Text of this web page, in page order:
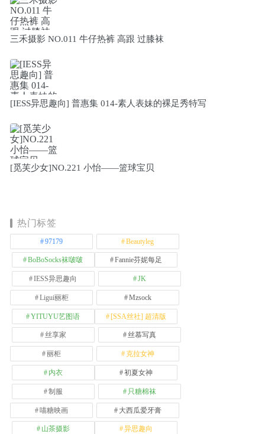
三禾摄影 NO.011 牛仔热裤 高跟 过膝袜
[IESS异思趣向] 普惠集 014-素人表妹的裸足秀特写
[觅芙少女]NO.221 小怡——篮球宝贝
热门标签
97179 Beautyleg
BoBoSocks袜啵啵 Fannie芬妮每足
IESS异思趣向 JK
Ligui丽柜 Mzsock
YITUYU艺图语 [SSA丝社] 超清版
丝享家 丝慕写真
丽柜 克拉女神
内衣 初夏女神
制服 只糖棉袜
喵糖映画 大西瓜爱牙膏
山茶摄影 异思趣向